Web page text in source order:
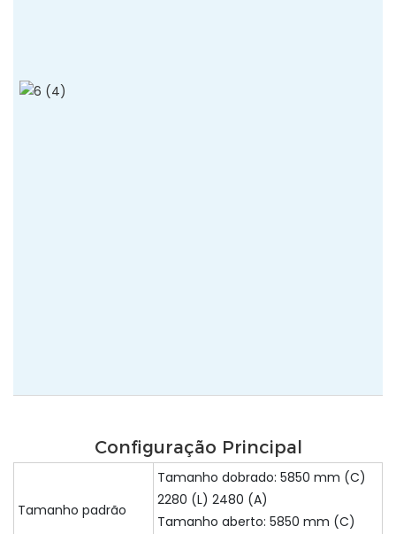
Configuração Principal
Tamanho padrão
Tamanho dobrado: 5850 mm (C)
2280 (L) 2480 (A)
Tamanho aberto: 5850 mm (C)